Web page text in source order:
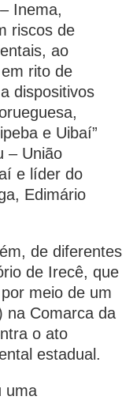
Inema,
riscos de
ao
rito de
dispositivos
e Uibaí”
– União
e líder do
Edimário
de diferentes
de Irecê, que
meio de um
na Comarca da
o ato
estadual.
uma